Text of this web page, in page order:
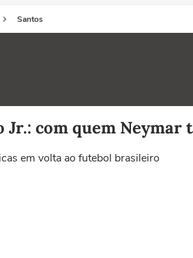
Santos
Jr.: com quem
em volta ao futebol brasileiro